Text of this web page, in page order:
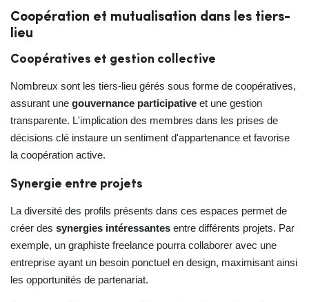
Coopération et mutualisation dans les tiers-
lieu
Coopératives et gestion collective
Nombreux sont les tiers-lieu gérés sous forme de coopératives,
assurant une gouvernance participative et une gestion
transparente. L'implication des membres dans les prises de
décisions clé instaure un sentiment d'appartenance et favorise
la coopération active.
Synergie entre projets
La diversité des profils présents dans ces espaces permet de
créer des synergies intéressantes entre différents projets. Par
exemple, un graphiste freelance pourra collaborer avec une
entreprise ayant un besoin ponctuel en design, maximisant ainsi
les opportunités de partenariat.